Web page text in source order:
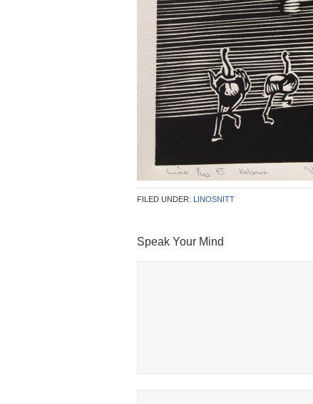
FILED UNDER: LINOSNITT
Speak Your Mind